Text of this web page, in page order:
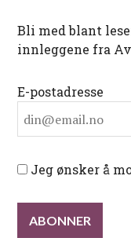
Bli med blant
innleggene fra
E-postadresse
Jeg ønsker å